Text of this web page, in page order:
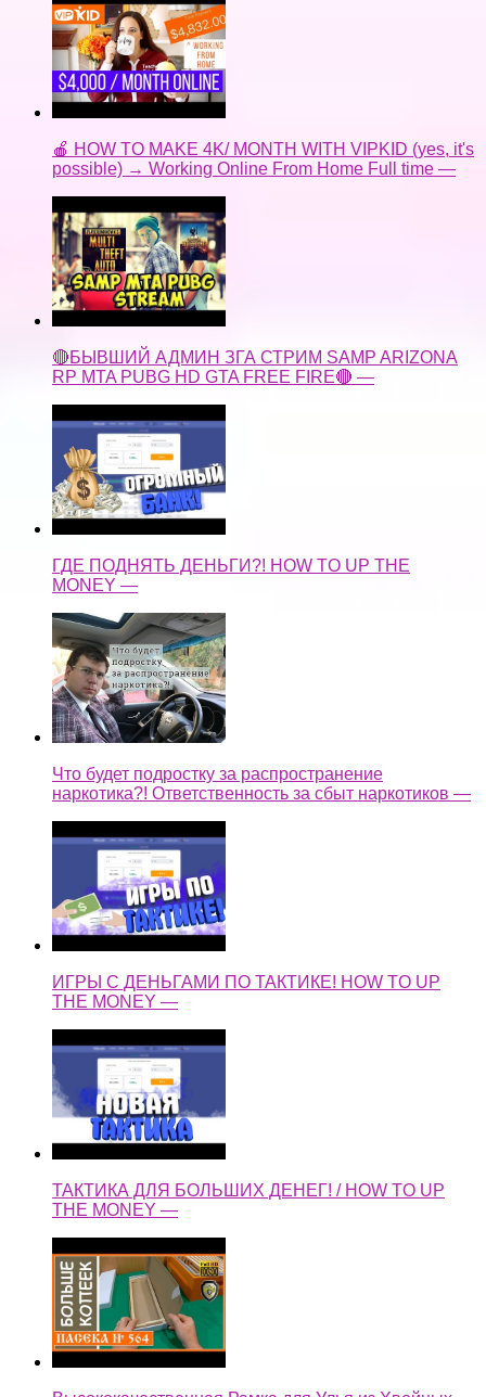
🍎 HOW TO MAKE 4K/ MONTH WITH VIPKID (yes, it's
possible) → Working Online From Home Full time —
🔴БЫВШИЙ АДМИН ЗГА СТРИМ SAMP ARIZONA
RP MTA PUBG HD GTA FREE FIRE🔴 —
ГДЕ ПОДНЯТЬ ДЕНЬГИ?! HOW TO UP THE
MONEY —
Что будет подростку за распространение
наркотика?! Ответственность за сбыт наркотиков —
ИГРЫ С ДЕНЬГАМИ ПО ТАКТИКЕ! HOW TO UP
THE MONEY —
ТАКТИКА ДЛЯ БОЛЬШИХ ДЕНЕГ! / HOW TO UP
THE MONEY —